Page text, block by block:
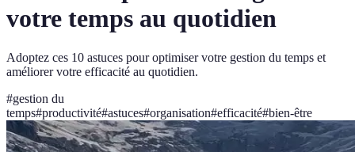
votre temps au quotidien
Adoptez ces 10 astuces pour optimiser votre gestion du temps et
améliorer votre efficacité au quotidien.
#gestion du
temps#productivité#astuces#organisation#efficacité#bien-être